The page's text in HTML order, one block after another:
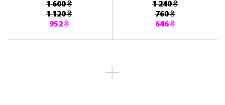
1 600 ₴
1 120 ₴
952 ₴
1 240 ₴
760 ₴
646 ₴